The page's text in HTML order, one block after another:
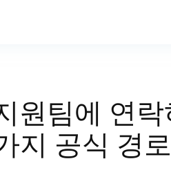
원팀에 연락
지 공식 경로